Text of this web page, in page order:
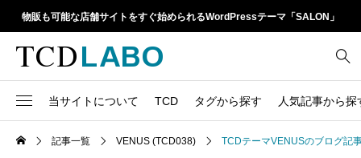
物販も可能な店舗サイトをすぐ始められるWordPressテーマ「SALON」
当サイトについて TCD タグから探す 人気記事から探
1カラム retinaディスプレイ
TCD LABOとは
WordPressテーマ比較
記事一覧 VENUS (TCD038) TCDテーマVENUSのブログ記